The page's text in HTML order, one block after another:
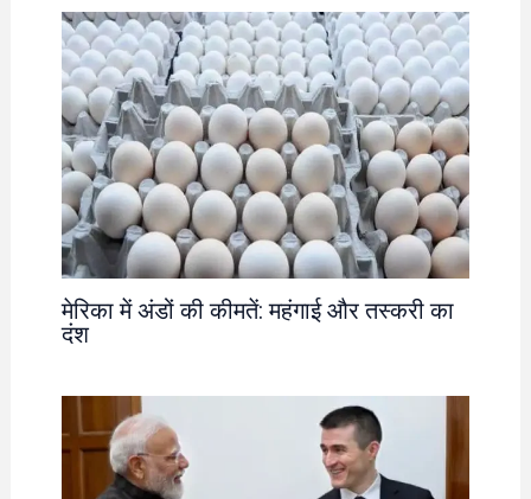
मेरिका में अंडों की कीमतें: महंगाई और तस्करी का
दंश